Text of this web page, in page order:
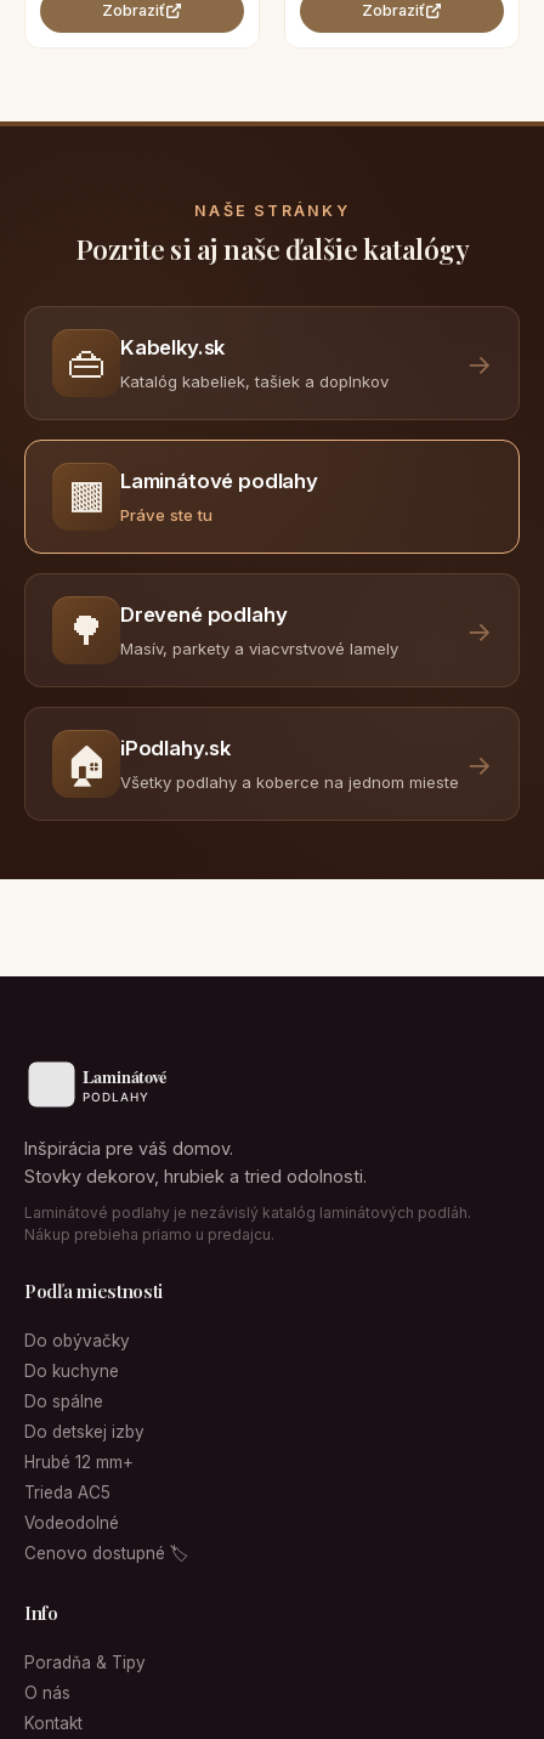
Zobraziť Zobraziť
NAŠE STRÁNKY
Pozrite si aj naše ďalšie katalógy
👜 Kabelky.sk
Katalóg kabeliek, tašiek a doplnkov
→
🟫 Laminátové podlahy
Práve ste tu
🌳 Drevené podlahy
Masív, parkety a viacvrstvové lamely
→
🏠 iPodlahy.sk
Všetky podlahy a koberce na jednom mieste
→
Inšpirácia pre váš domov.
Stovky dekorov, hrubiek a tried odolnosti.
Laminátové podlahy je nezávislý katalóg laminátových podláh.
Nákup prebieha priamo u predajcu.
Podľa miestnosti
Do obývačky
Do kuchyne
Do spálne
Do detskej izby
Hrubé 12 mm+
Trieda AC5
Vodeodolné
Cenovo dostupné 🏷
Info
Poradňa & Tipy
O nás
Kontakt